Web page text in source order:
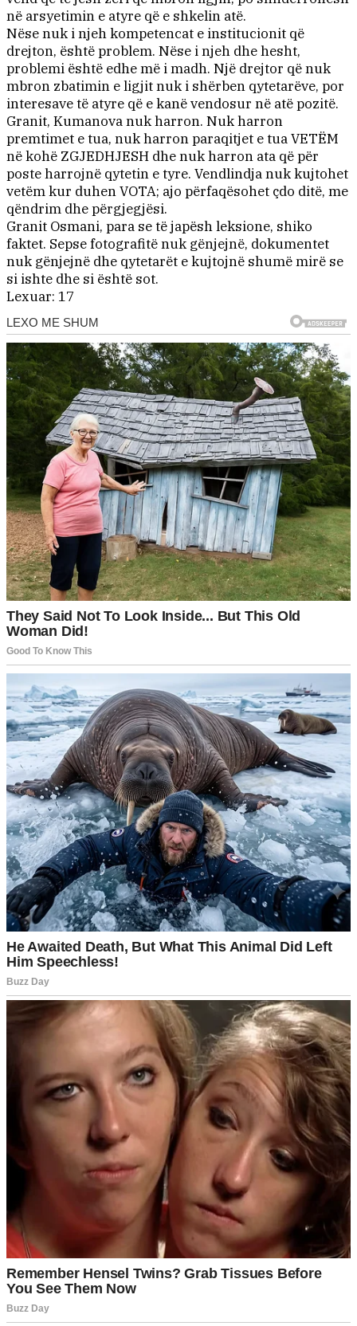
në arsyetimin e atyre që e shkelin atë.
Nëse nuk i njeh kompetencat e institucionit që
drejton, është problem. Nëse i njeh dhe hesht,
problemi është edhe më i madh. Një drejtor që nuk
mbron zbatimin e ligjit nuk i shërben qytetarëve, por
interesave të atyre që e kanë vendosur në atë pozitë.
Granit, Kumanova nuk harron. Nuk harron
premtimet e tua, nuk harron paraqitjet e tua VETËM
në kohë ZGJEDHJESH dhe nuk harron ata që për
poste harrojnë qytetin e tyre. Vendlindja nuk kujtohet
vetëm kur duhen VOTA; ajo përfaqësohet çdo ditë, me
qëndrim dhe përgjegjësi.
Granit Osmani, para se të japësh leksione, shiko
faktet. Sepse fotografitë nuk gënjejnë, dokumentet
nuk gënjejnë dhe qytetarët e kujtojnë shumë mirë se
si ishte dhe si është sot.
Lexuar: 17